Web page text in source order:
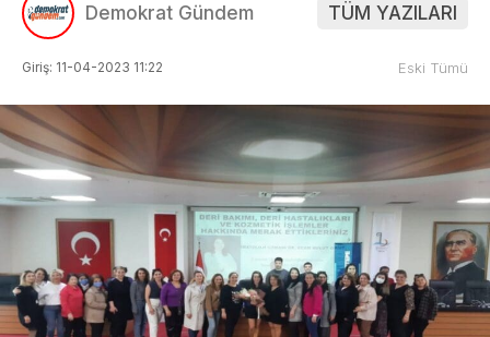
Demokrat Gündem TÜM YAZILARI
Giriş: 11-04-2023 11:22 Eski Tümü